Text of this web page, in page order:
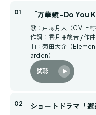
「万華鏡 -Do You
歌：戸塚月人（CV.上
作詞：香月亜哉音 / 作
曲：菊田大介（
arden）
試聴
ショートドラマ「